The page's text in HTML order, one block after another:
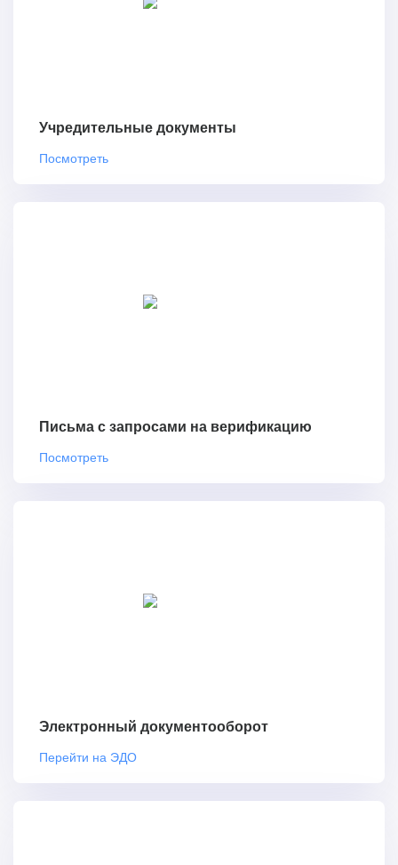
Учредительные документы
Посмотреть
Письма с запросами на верификацию
Посмотреть
Электронный документооборот
Перейти на ЭДО